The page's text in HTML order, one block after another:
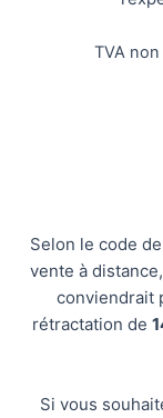
TVA
Selon le code
vente à
conviendrait
rétractation de
Si vous